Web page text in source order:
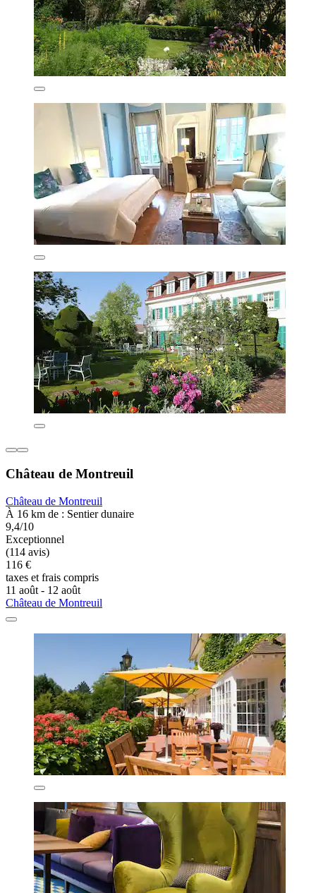
Château de Montreuil
Château de Montreuil
À 16 km de : Sentier dunaire
9,4/10
Exceptionnel
(114 avis)
116 €
taxes et frais compris
11 août - 12 août
Château de Montreuil